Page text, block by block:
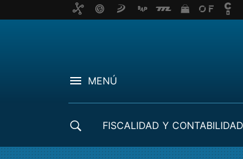
MENÚ
FISCALIDAD Y CONTABILIDAD